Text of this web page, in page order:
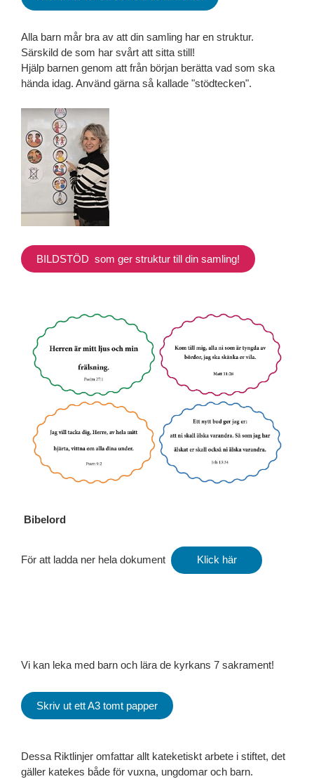
Alla barn mår bra av att din samling har en struktur.
Särskild de som har svårt att sitta still!
Hjälp barnen genom att från början berätta vad som ska
hända idag. Använd gärna så kallade "stödtecken".
BILDSTÖD som ger struktur till din samling!
Bibelord
För att ladda ner hela dokument Klick här
Vi kan leka med barn och lära de kyrkans 7 sakrament!
Skriv ut ett A3 tomt papper
Dessa Riktlinjer omfattar allt kateketiskt arbete i stiftet, det
gäller katekes både för vuxna, ungdomar och barn.